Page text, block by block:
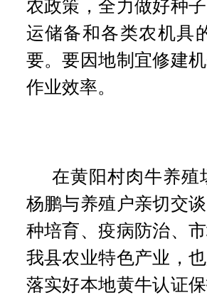
农政策，全力做好种
运储备和各类农机具
要。要因地制宜修建
作业效率。
在黄阳村肉牛养殖
杨鹏与养殖户亲切交
种培育、疫病防治、
我县农业特色产业，
落实好本地黄牛认证